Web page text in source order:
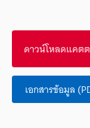
ดาวน์โหลดแคต
เอกสารข้อมูล